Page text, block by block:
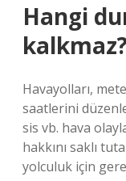
Hangi
Havayolları,
saatlerini
sis vb. hava
hakkını saklı
yolculuk için